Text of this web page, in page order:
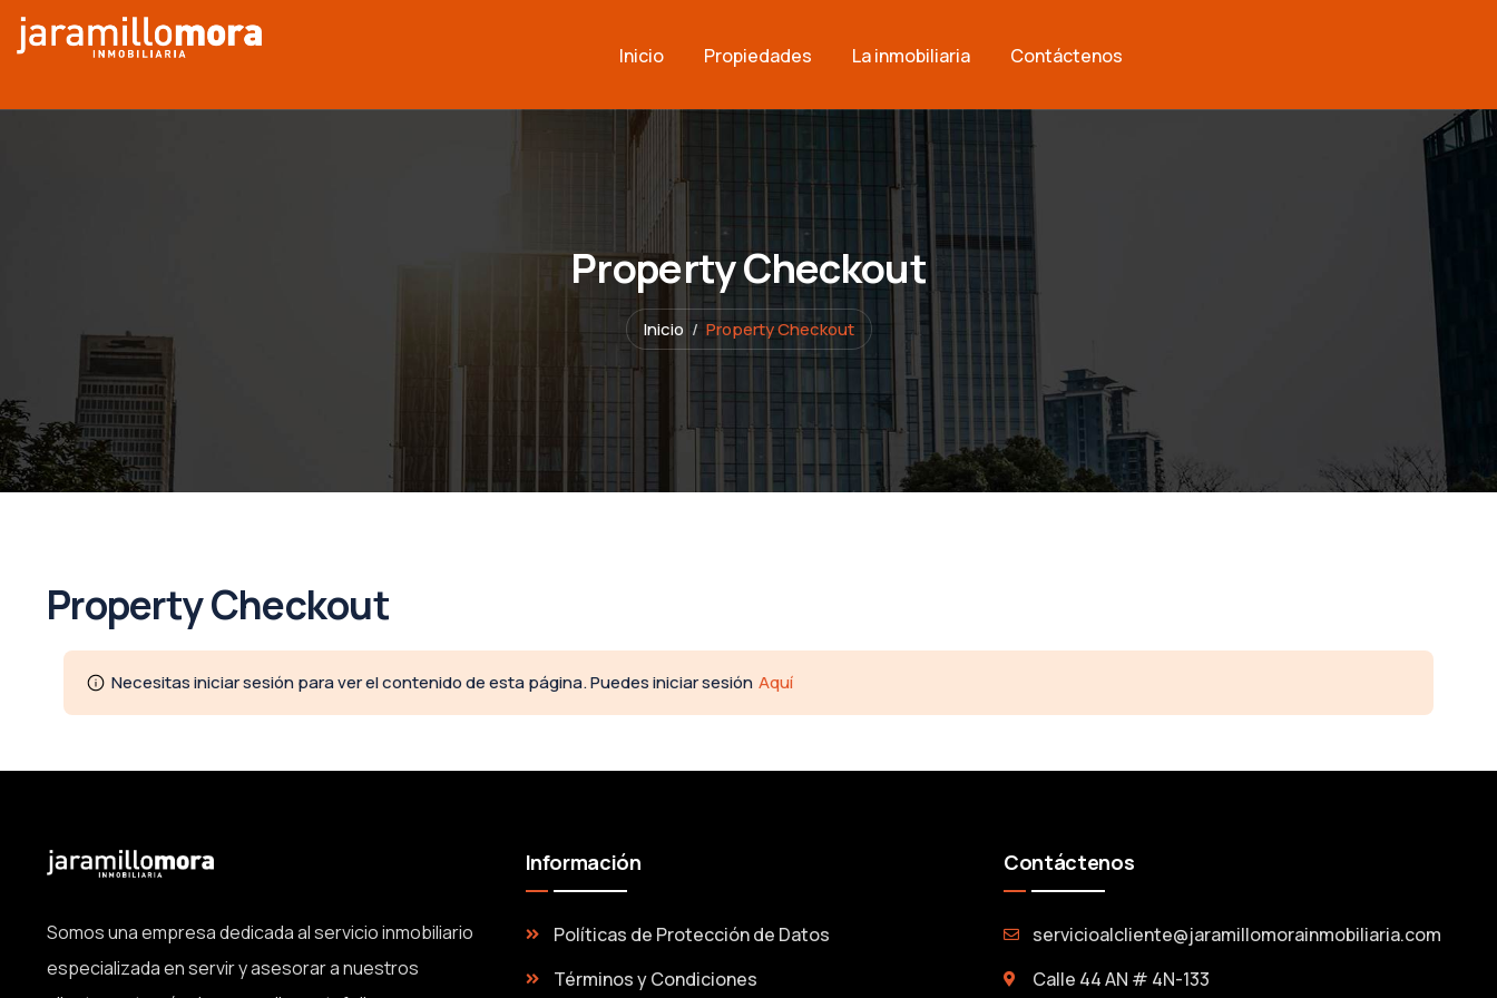
Inicio Propiedades La inmobiliaria Contáctenos
Property Checkout
Inicio Property Checkout
Property Checkout
Necesitas iniciar sesión para ver el contenido de esta página. Puedes iniciar sesión Aquí
Somos una empresa dedicada al servicio inmobiliario
especializada en servir y asesorar a nuestros
Información
Políticas de Protección de Datos
Términos y Condiciones
Contáctenos
servicioalcliente@jaramillomorainmobiliaria.com
Calle 44 AN # 4N-133